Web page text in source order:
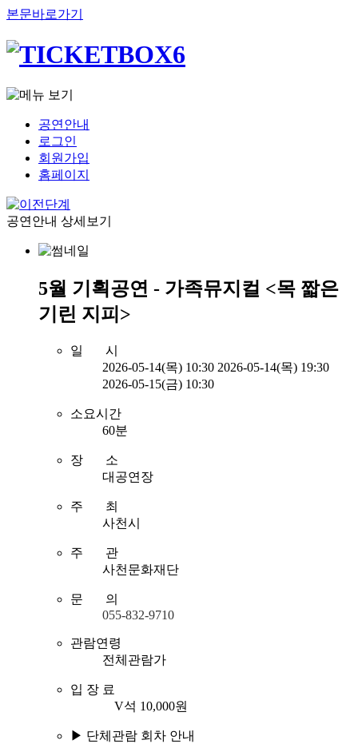
본문바로가기
공연안내
로그인
회원가입
홈페이지
공연안내 상세보기
5월 기획공연 - 가족뮤지컬 <목 짧은
기린 지피>
일 시
2026-05-14(목) 10:30 2026-05-14(목) 19:30
2026-05-15(금) 10:30
소요시간
60분
장 소
대공연장
주 최
사천시
주 관
사천문화재단
문 의
055-832-9710
관람연령
전체관람가
입 장 료
V석 10,000원
▶ 단체관람 회차 안내